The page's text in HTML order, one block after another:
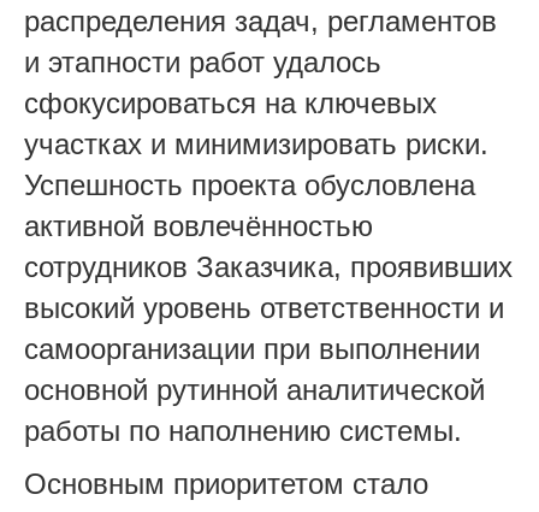
распределения задач, регламентов
и этапности работ удалось
сфокусироваться на ключевых
участках и минимизировать риски.
Успешность проекта обусловлена
активной вовлечённостью
сотрудников Заказчика, проявивших
высокий уровень ответственности и
самоорганизации при выполнении
основной рутинной аналитической
работы по наполнению системы.
Основным приоритетом стало